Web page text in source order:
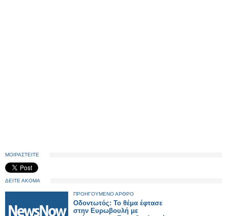
ΜΟΙΡΑΣΤΕΙΤΕ
ΔΕΙΤΕ ΑΚΟΜΑ
ΠΡΟΗΓΟΥΜΕΝΟ ΑΡΘΡΟ
Οδοντωτός: Το θέμα έφτασε
στην Ευρωβουλή με